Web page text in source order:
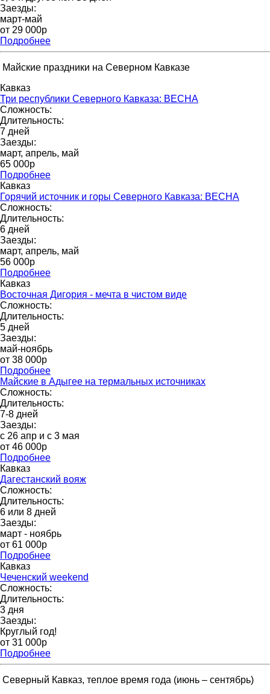
Заезды:
март-май
от 29 000p
Подробнее
Майские праздники на Северном Кавказе
Кавказ
Три республики Северного Кавказа: ВЕСНА
Сложность:
Длительность:
7 дней
Заезды:
март, апрель, май
65 000p
Подробнее
Кавказ
Горячий источник и горы Северного Кавказа: ВЕСНА
Сложность:
Длительность:
6 дней
Заезды:
март, апрель, май
56 000р
Подробнее
Кавказ
Восточная Дигория - мечта в чистом виде
Сложность:
Длительность:
5 дней
Заезды:
май-ноябрь
от 38 000p
Подробнее
Майские в Адыгее на термальных источниках
Сложность:
Длительность:
7-8 дней
Заезды:
с 26 апр и с 3 мая
от 46 000р
Подробнее
Кавказ
Дагестанский вояж
Сложность:
Длительность:
6 или 8 дней
Заезды:
март - ноябрь
от 61 000p
Подробнее
Кавказ
Чеченский weekend
Сложность:
Длительность:
3 дня
Заезды:
Круглый год!
от 31 000p
Подробнее
Северный Кавказ, теплое время года (июнь – сентябрь)